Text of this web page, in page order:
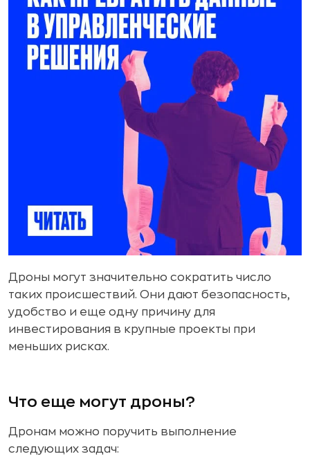
Дроны могут значительно сократить число
таких происшествий. Они дают безопасность,
удобство и еще одну причину для
инвестирования в крупные проекты при
меньших рисках.
Что еще могут дроны?
Дронам можно поручить выполнение
следующих задач: